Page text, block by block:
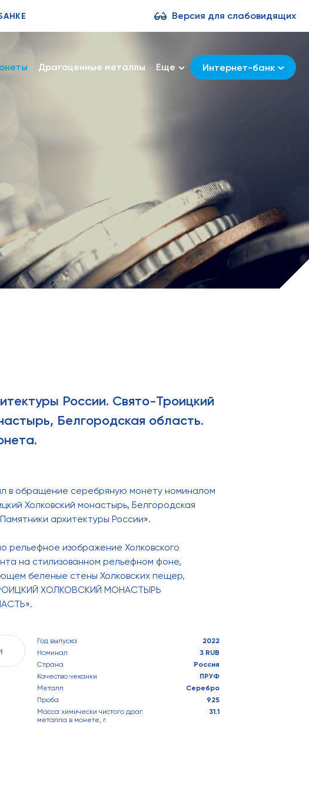
Версия для слабовидящих
Драгоценные металлы Еще Интернет-банк
России. Свято-Троицкий
Белгородская область.
в обращение серебряную монету номиналом
Холковский монастырь, Белгородская
архитектуры России».
рельефное изображение Холковского
на стилизованном рельефном фоне,
беленые стены Холковских пещер,
ХОЛКОВСКИЙ МОНАСТЫРЬ
Год выпуска
2022
Номинал
3 RUB
Страна
Россия
Качество чеканки
ПРУФ
Металл
Серебро
Проба
925
Масса химически чистого драг.
металла в монете, г.
31.1